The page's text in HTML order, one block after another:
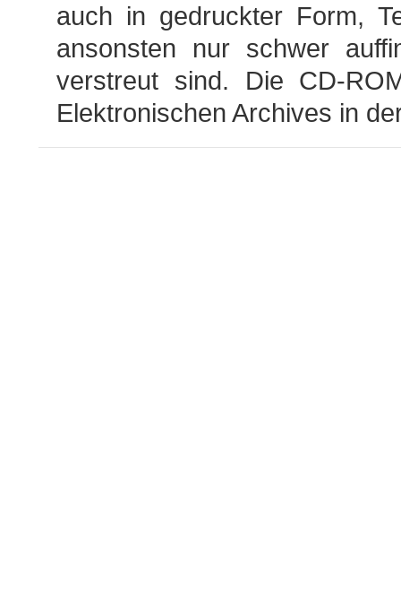
auch in gedruckter Form,
ansonsten nur schwer
verstreut sind. Die CD-
Elektronischen Archives in